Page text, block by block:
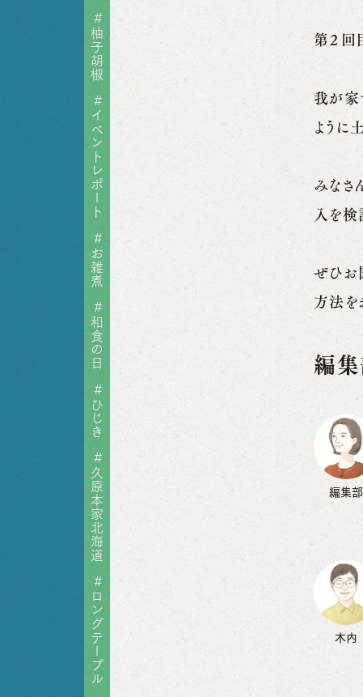
第２回
我が家
ように
みなさ
入を検
ぜひお
方法を
編
編集部
木内
#
柚子胡椒
#
イベントレポート
#
お雑煮
#
和食の日
#
ひじき
#
久原本家北海道
#
ロングテーブル